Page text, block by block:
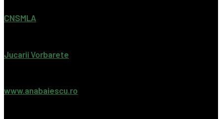
CNSMLA
Jucarii Vorbarete
www.anabaiescu.ro